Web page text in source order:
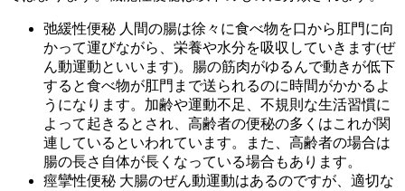
弛緩性便秘 人間の腸は徐々に食べ物を口から肛門に向
かって運びながら、栄養や水分を吸収していきます(ぜ
ん動運動といいます)。腸の筋肉がゆるんで動きが低下
すると食べ物が肛門まで送られるのに時間がかかるよ
うになります。加齢や運動不足、不規則な生活習慣に
よって起きるとされ、高齢者の便秘の多くはこれが関
連しているといわれています。また、高齢者の場合は
腸の長さ自体が長くなっている場合もあります。
痙攣性便秘 大腸のぜん動運動はあるのですが、適切な